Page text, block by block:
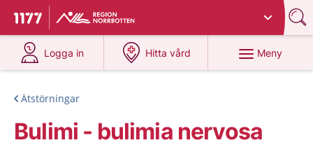
Till startsidan för 1177
Du har valt region
Logga in
på 1177.se
Hitta vård
på 1177.se
Meny
Ätstörningar
Bulimi - bulimia nervosa